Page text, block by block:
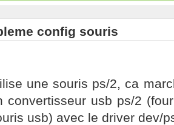
config souris
une souris ps/2, ca
convertisseur usb ps/2
usb) avec le driver dev/